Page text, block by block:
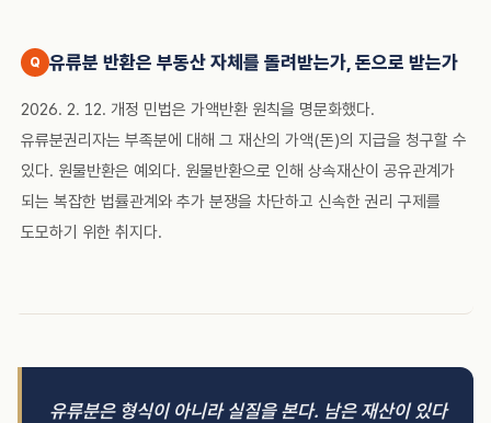
유류분 반환은 부동산 자체를 돌려받는가, 돈으로 받는가
2026. 2. 12. 개정 민법은 가액반환 원칙을 명문화했다.
유류분권리자는 부족분에 대해 그 재산의 가액(돈)의 지급을 청구할 수
있다. 원물반환은 예외다. 원물반환으로 인해 상속재산이 공유관계가
되는 복잡한 법률관계와 추가 분쟁을 차단하고 신속한 권리 구제를
도모하기 위한 취지다.
유류분은 형식이 아니라 실질을 본다. 남은 재산이 있다